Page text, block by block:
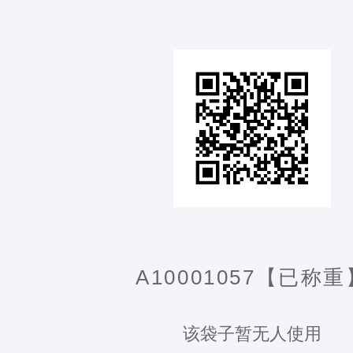
A10001057【已称重
该袋子暂无人使用